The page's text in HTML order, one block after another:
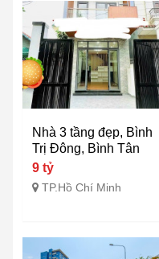
Nhà 3 tầng đẹp, Bình
Trị Đông, Bình Tân
9 tỷ
TP.Hồ Chí Minh